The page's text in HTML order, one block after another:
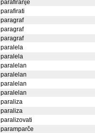
parafiranje
parafirati
paragraf
paragraf
paragraf
paralela
paralela
paralelan
paralelan
paralelan
paralelan
paraliza
paraliza
paralizovati
paramparče